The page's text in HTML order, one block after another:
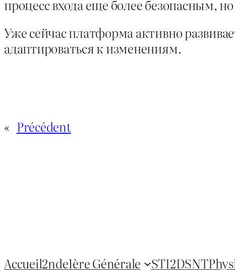
процесс входа еще более безопасным,
Уже сейчас платформа активно
адаптироваться к изменениям.
« Précédent
Accueil2nde1ère Générale STI2DSNT